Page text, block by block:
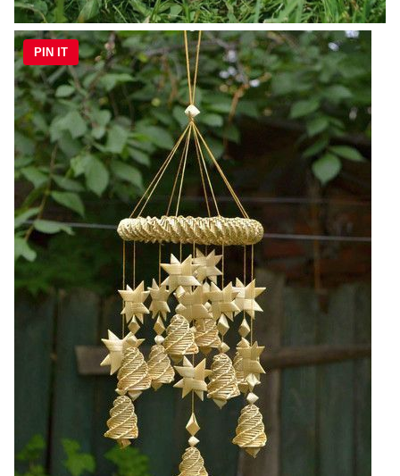
PIN IT